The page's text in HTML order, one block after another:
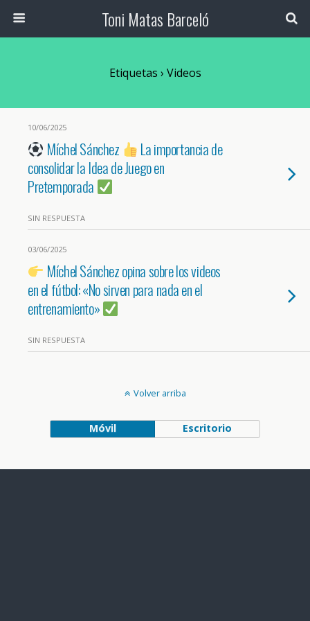
Toni Matas Barceló
Etiquetas › Videos
10/06/2025
Míchel Sánchez
La importancia de
consolidar la Idea de Juego en
Pretemporada
SIN RESPUESTA
03/06/2025
Míchel Sánchez opina sobre los videos
en el fútbol: «No sirven para nada en el
entrenamiento»
SIN RESPUESTA
Volver arriba
Móvil Escritorio